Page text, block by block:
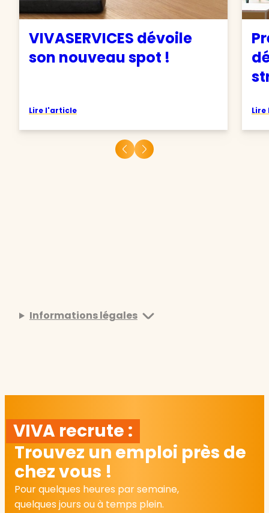
VIVASERVICES dévoile
son nouveau spot !
Lire l'article
Informations légales
VIVA recrute :
Trouvez un emploi près de
chez vous !
Pour quelques heures par semaine,
quelques jours ou à temps plein.